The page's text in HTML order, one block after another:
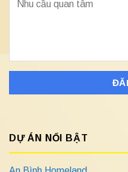
DỰ ÁN NỔI BẬT